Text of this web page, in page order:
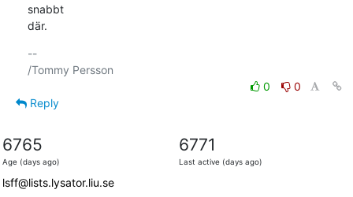
snabbt
där.
--
0
0
Reply
6765
Age (days ago)
6771
Last active (days ago)
lsff@lists.lysator.liu.se